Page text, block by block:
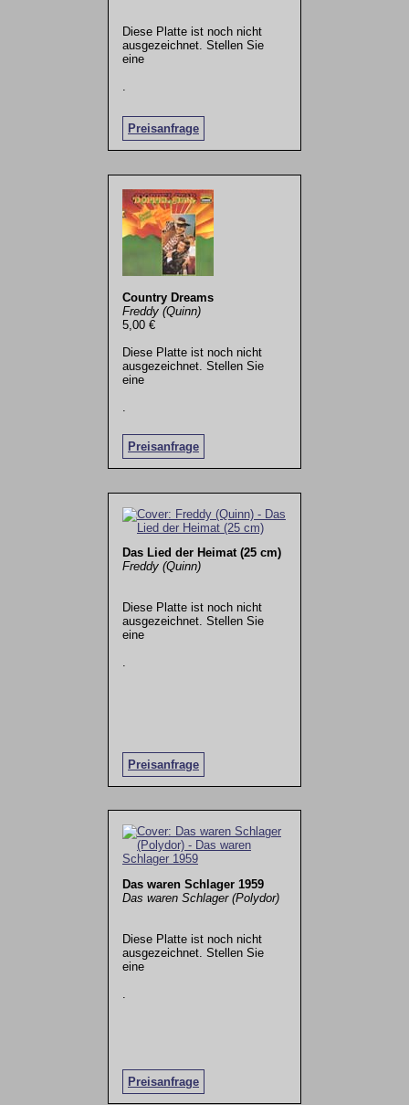
Diese Platte ist noch nicht
ausgezeichnet. Stellen Sie
eine
Preisanfrage
.
Country Dreams
Freddy (Quinn)
5,00 €
Diese Platte ist noch nicht
ausgezeichnet. Stellen Sie
eine
Preisanfrage
Das Lied der Heimat (25 cm)
Freddy (Quinn)
Diese Platte ist noch nicht
ausgezeichnet. Stellen Sie
eine
Preisanfrage
.
Das waren Schlager 1959
Das waren Schlager (Polydor)
Diese Platte ist noch nicht
ausgezeichnet. Stellen Sie
eine
Preisanfrage